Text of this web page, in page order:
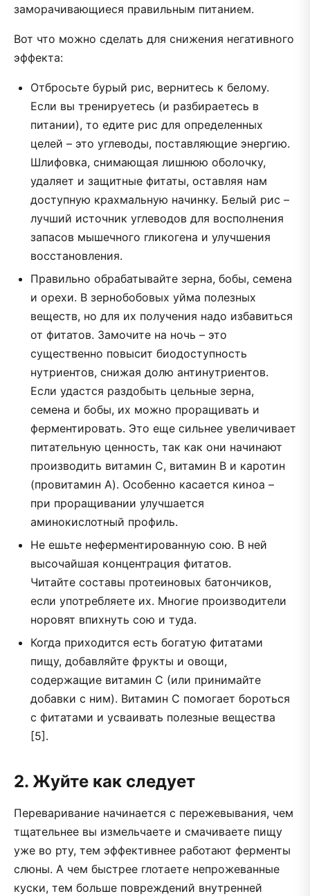
заморачивающиеся правильным питанием.
Вот что можно сделать для снижения негативного
эффекта:
Отбросьте бурый рис, вернитесь к белому.
Если вы тренируетесь (и разбираетесь в
питании), то едите рис для определенных
целей – это углеводы, поставляющие энергию.
Шлифовка, снимающая лишнюю оболочку,
удаляет и защитные фитаты, оставляя нам
доступную крахмальную начинку. Белый рис –
лучший источник углеводов для восполнения
запасов мышечного гликогена и улучшения
восстановления.
Правильно обрабатывайте зерна, бобы, семена
и орехи. В зернобобовых уйма полезных
веществ, но для их получения надо избавиться
от фитатов. Замочите на ночь – это
существенно повысит биодоступность
нутриентов, снижая долю антинутриентов.
Если удастся раздобыть цельные зерна,
семена и бобы, их можно проращивать и
ферментировать. Это еще сильнее увеличивает
питательную ценность, так как они начинают
производить витамин C, витамин B и каротин
(провитамин A). Особенно касается киноа –
при проращивании улучшается
аминокислотный профиль.
Не ешьте неферментированную сою. В ней
высочайшая концентрация фитатов.
Читайте составы протеиновых батончиков,
если употребляете их. Многие производители
норовят впихнуть сою и туда.
Когда приходится есть богатую фитатами
пищу, добавляйте фрукты и овощи,
содержащие витамин C (или принимайте
добавки с ним). Витамин C помогает бороться
с фитатами и усваивать полезные вещества
[5].
2. Жуйте как следует
Переваривание начинается с пережевывания, чем
тщательнее вы измельчаете и смачиваете пищу
уже во рту, тем эффективнее работают ферменты
слюны. А чем быстрее глотаете непрожеванные
куски, тем больше повреждений внутренней